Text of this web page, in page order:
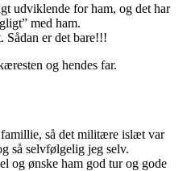
udviklende for ham, og det har
med ham.
er det bare!!!
og hendes far.
så det militære islæt var
så selvfølgelig jeg selv.
og ønske ham god tur og gode